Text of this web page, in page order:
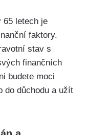
65 letech je
faktory.
stav s
finančních
budete moci
do důchodu a užít